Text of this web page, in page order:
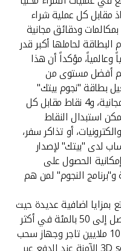
مقابل كل عملية شراء
ودقائق مجانية
البطاقة لحاملها أكبر قدر
مؤكداً أن هذا
أفضل مستوى من
بطاقة "نجوم بيتك"
سيمنح العميل 3333 نقطة كهدية مجانية، و4 نقاط مقابل كل
استبدال النقاط
أو تذاكر سفر،
لدى "بيتك" لإصدار
الحصول على
النجوم" لمن هم
بمزايا اضافية عديدة حيث
منها الحصول على خصومات خاصة تصل إلى 50 بالمئة في أكثر
من 500 متجر، ومقبولة لدى أكثر من 10 ملايين تاجر وجهاز سحب